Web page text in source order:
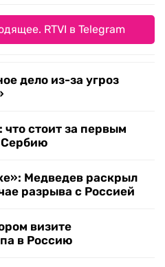
RTVI в Telegram
дело из-за угроз
стоит за первым
Сербию
Медведев раскрыл
разрыва с Россией
визите
в Россию